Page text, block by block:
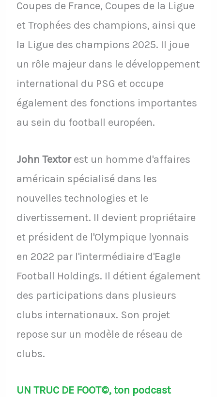
Coupes de France, Coupes de la Ligue
et Trophées des champions, ainsi que
la Ligue des champions 2025. Il joue
un rôle majeur dans le développement
international du PSG et occupe
également des fonctions importantes
au sein du football européen.
John Textorest un homme d'affaires
américain spécialisé dans les
nouvelles technologies et le
divertissement. Il devient propriétaire
et président de l'Olympique lyonnais
en 2022 par l'intermédiaire d'Eagle
Football Holdings. Il détient également
des participations dans plusieurs
clubs internationaux. Son projet
repose sur un modèle de réseau de
clubs.
UN TRUC DE FOOT©, ton podcast